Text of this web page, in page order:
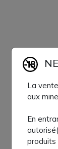
La
aux
En
produits